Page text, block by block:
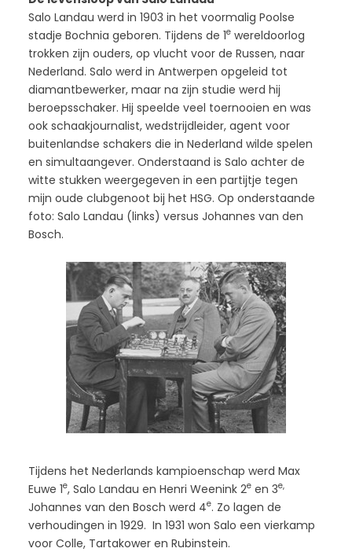
Salo Landau werd in 1903 in het voormalig Poolse
stadje Bochnia geboren. Tijdens de 1ewereldoorlog
trokken zijn ouders, op vlucht voor de Russen, naar
Nederland. Salo werd in Antwerpen opgeleid tot
diamantbewerker, maar na zijn studie werd hij
beroepsschaker. Hij speelde veel toernooien en was
ook schaakjournalist, wedstrijdleider, agent voor
buitenlandse schakers die in Nederland wilde spelen
en simultaangever. Onderstaand is Salo achter de
witte stukken weergegeven in een partijtje tegen
mijn oude clubgenoot bij het HSG. Op onderstaande
foto: Salo Landau (links) versus Johannes van den
Bosch.
Tijdens het Nederlands kampioenschap werd Max
Euwe 1e, Salo Landau en Henri Weenink 2een 3e,
Johannes van den Bosch werd 4e. Zo lagen de
verhoudingen in 1929. In 1931 won Salo een vierkamp
voor Colle, Tartakower en Rubinstein.